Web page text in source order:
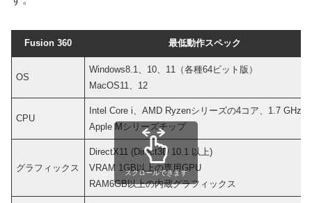
Fusion 360 最低動作スペック
OS
Windows8.1、10、11（各種64ビット版）
MacOS11、12
CPU
Intel Core i、AMD Ryzenシリーズの4コア、1.7 GHz
Apple Mシリーズチップ
グラフィックス
DirectX11 (Direct3D 10.1 以上)
VRAM 1GB以上の専用GPU
RAM6GB以上の内蔵グラフィックス
スクロールできます